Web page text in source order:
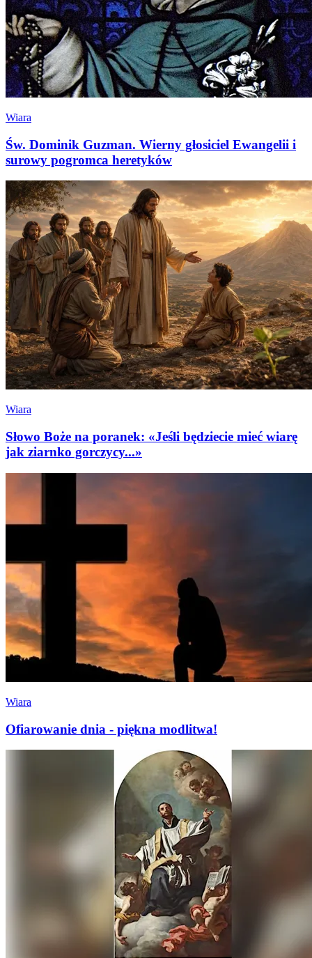
Wiara
Św. Dominik Guzman. Wierny głosiciel Ewangelii i
surowy pogromca heretyków
Wiara
Słowo Boże na poranek: «Jeśli będziecie mieć wiarę
jak ziarnko gorczycy...»
Wiara
Ofiarowanie dnia - piękna modlitwa!